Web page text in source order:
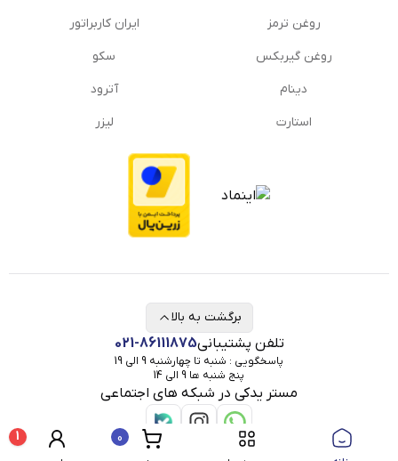
روغن ترمز
روغن گیربكس
دینام
استارت
ایران کاربراتور
سکو
آترود
لیزر
تلفن پشتیبانی021-86111875
پاسخگویی : شنبه تا چهارشنبه 9 الی 19
پنج شنبه ها 9 الی 14
مستر یدکی در شبکه های اجتماعی
برگشت به بالا
0
1